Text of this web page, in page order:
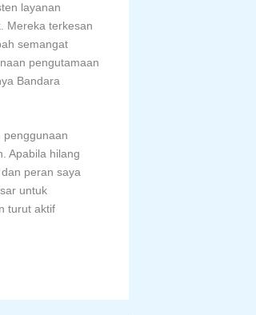
layanan
Mereka terkesan
semangat
pengutamaan
Bandara
penggunaan
Apabila hilang
peran saya
untuk
turut aktif